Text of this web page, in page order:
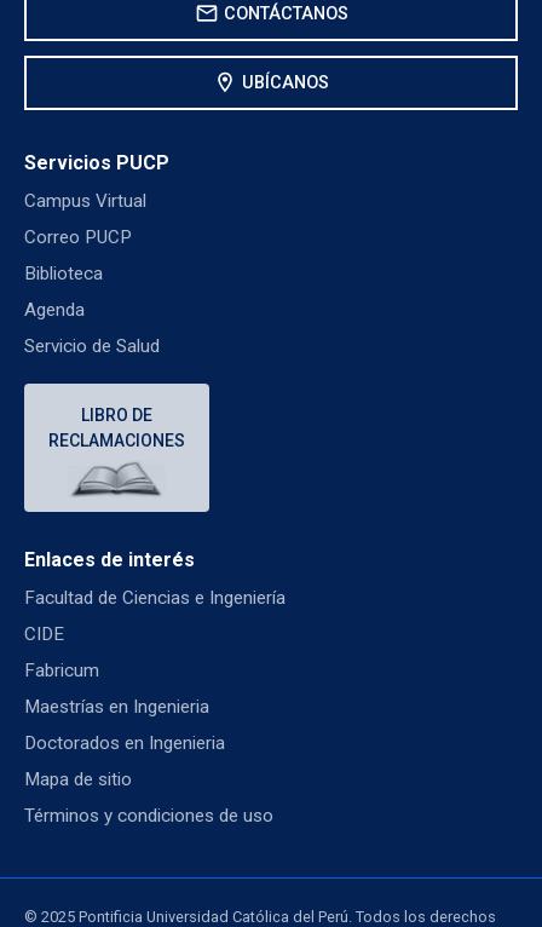
mail CONTÁCTANOS
location_on UBÍCANOS
Servicios PUCP
Campus Virtual
Correo PUCP
Biblioteca
Agenda
Servicio de Salud
LIBRO DE
RECLAMACIONES
Enlaces de interés
Facultad de Ciencias e Ingeniería
CIDE
Fabricum
Maestrías en Ingenieria
Doctorados en Ingenieria
Mapa de sitio
Términos y condiciones de uso
© 2025 Pontificia Universidad Católica del Perú. Todos los derechos